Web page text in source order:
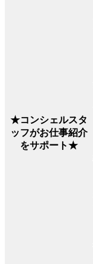
★コンシェルスタ
ッフがお仕事紹介
をサポート★